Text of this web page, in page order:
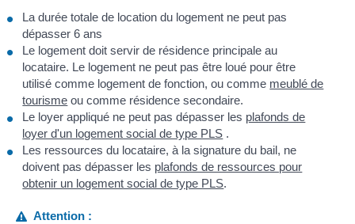
La durée totale de location du logement ne peut pas
dépasser 6 ans
Le logement doit servir de résidence principale au
locataire. Le logement ne peut pas être loué pour être
utilisé comme logement de fonction, ou comme meublé de
tourisme ou comme résidence secondaire.
Le loyer appliqué ne peut pas dépasser les plafonds de
loyer d'un logement social de type PLS .
Les ressources du locataire, à la signature du bail, ne
doivent pas dépasser les plafonds de ressources pour
obtenir un logement social de type PLS.
Attention :